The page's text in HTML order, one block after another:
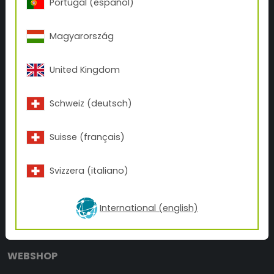
SOBRE TIGER
Contacto
BUSINESS UNITS
Tattoo
3D-Print
NOTICIAS
Blog
WEBSHOP
Portugal (español)
Magyarország
United Kingdom
Schweiz (deutsch)
Suisse (français)
Svizzera (italiano)
International (english)